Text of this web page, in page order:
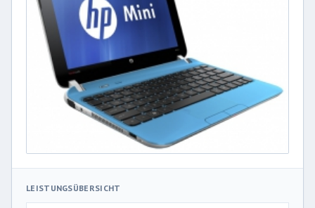
LEISTUNGSÜBERSICHT